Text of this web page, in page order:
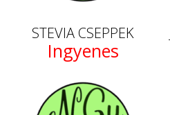
STEVIA CSEPPEK
Ingyenes